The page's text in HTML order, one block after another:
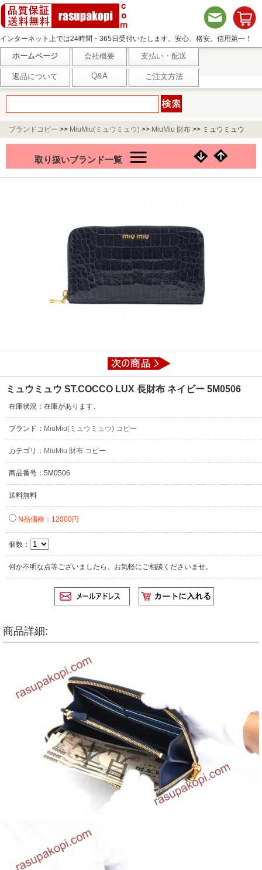
インターネット上では24時間・365日受付いたします。安心、格安。信用第一！
ホームページ 会社概要 支払い・配送
返品について Q&A ご注文方法
ブランドコピー >> MiuMiu(ミュウミュウ) >> MiuMiu 財布 >> ミュウミュウ
取り扱いブランド一覧
ミュウミュウ ST.COCCO LUX 長財布 ネイビー 5M0506
在庫状況：在庫があります。
ブランド： MiuMiu(ミュウミュウ) コピー
カテゴリ： MiuMiu 財布 コピー
商品番号：5M0506
送料無料
N品価格：12000円
個数：
何か不明な点等ございましたら、お気軽にご相談くださいませ。
商品詳細: